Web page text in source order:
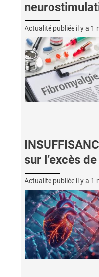
Actualité publiée il y a 1
sur l’excès
Actualité publiée il y a 1